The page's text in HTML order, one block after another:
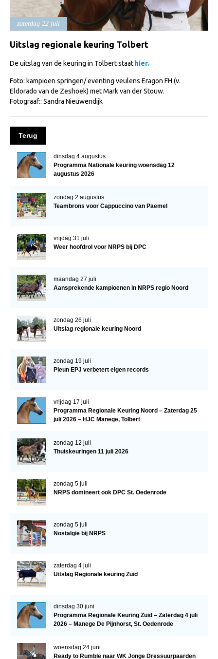
Import registratie
Veulenregistratie
I&R Registratie
Animal Health Regulation
Veel gestelde vragen
Webshop
Evenementen
NRPS Select Sale
Hengstenkeuring
Nationale Keuring
Sport
Dutch Pony Championship
Evenementen
Arabissimo
Veulens en merries
Zoek een NRPS paard
PEDIGREE ONLINE
Informatie aan je paard of pony toevoegen
Fokkerij informatie
Informatie veulen registratie
Predicaten
Röntgenonderzoek
zaterdag 22 juli
Uitslag regionale keuring Tolbert
De uitslag van de keuring in Tolbert staat hier.
Foto: kampioen springen/ eventing veulens Eragon FH (v.
Eldorado van de Zeshoek) met Mark van der Stouw.
Fotograaf:: Sandra Nieuwendijk
Terug
dinsdag 4 augustus
Programma Nationale keuring woensdag 12
augustus 2026
zondag 2 augustus
Teambrons voor Cappuccino van Paemel
vrijdag 31 juli
Weer hoofdrol voor NRPS bij DPC
maandag 27 juli
Aansprekende kampioenen in NRPS regio Noord
zondag 26 juli
Uitslag regionale keuring Noord
zondag 19 juli
Pleun EPJ verbetert eigen records
vrijdag 17 juli
Programma Regionale Keuring Noord – Zaterdag 25
juli 2026 – HJC Manege, Tolbert
zondag 12 juli
Thuiskeuringen 11 juli 2026
zondag 5 juli
NRPS domineert ook DPC St. Oedenrode
zondag 5 juli
Nostalgie bij NRPS
zaterdag 4 juli
Uitslag Regionale keuring Zuid
dinsdag 30 juni
Programma Regionale Keuring Zuid – Zaterdag 4 juli
2026 – Manege De Pijnhorst, St. Oedenrode
woensdag 24 juni
Ready to Rumble naar WK Jonge Dressuurpaarden